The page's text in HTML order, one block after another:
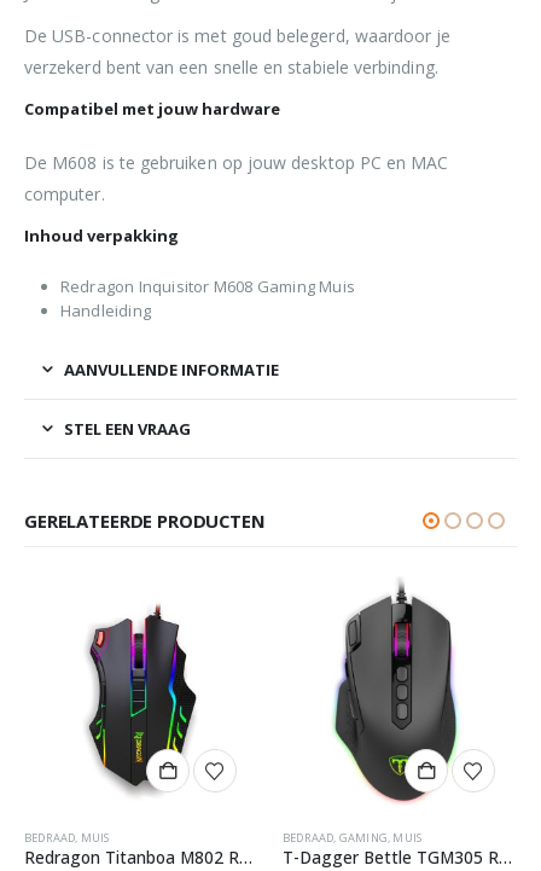
De USB-connector is met goud belegerd, waardoor je
verzekerd bent van een snelle en stabiele verbinding.
Compatibel met jouw hardware
De M608 is te gebruiken op jouw desktop PC en MAC
computer.
Inhoud verpakking
Redragon Inquisitor M608 Gaming Muis
Handleiding
AANVULLENDE INFORMATIE
STEL EEN VRAAG
GERELATEERDE PRODUCTEN
BEDRAAD, MUIS
Redragon Titanboa M802 RGB Gaming Muis
BEDRAAD, GAMING, MUIS
T-Dagger Bettle TGM305 RGB Gaming Muis